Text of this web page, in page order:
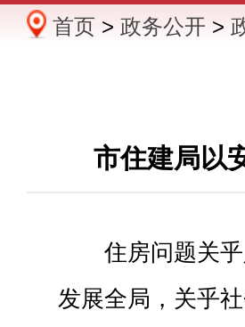
办事服务 政民
首页 > 政务公开 >
市住建局以
住房问题关
发展全局，关乎